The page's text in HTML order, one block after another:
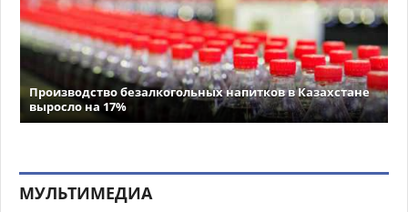
Производство безалкогольных напитков в Казахстане
выросло на 17%
МУЛЬТИМЕДИА